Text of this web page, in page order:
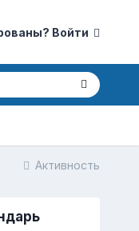
Войти
Активность